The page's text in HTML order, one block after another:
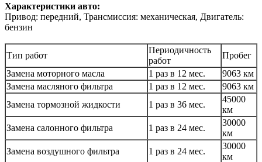
Характеристики авто:
Привод: передний, Трансмиссия: механическая, Двигатель:
бензин
Тип работ
Периодичность
работ
Пробег
Замена моторного масла
1 раз в 12 мес.
9063 км
Замена масляного фильтра
1 раз в 12 мес.
9063 км
Замена тормозной жидкости
1 раз в 36 мес.
45000
км
Замена салонного фильтра
1 раз в 24 мес.
30000
км
Замена воздушного фильтра
1 раз в 24 мес.
30000
км